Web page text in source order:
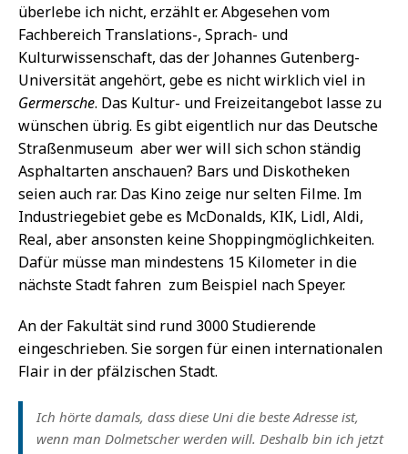
überlebe ich nicht, erzählt er. Abgesehen vom
Fachbereich Translations-, Sprach- und
Kulturwissenschaft, das der Johannes Gutenberg-
Universität angehört, gebe es nicht wirklich viel in
Germersche. Das Kultur- und Freizeitangebot lasse zu
wünschen übrig. Es gibt eigentlich nur das Deutsche
Straßenmuseum  aber wer will sich schon ständig
Asphaltarten anschauen? Bars und Diskotheken
seien auch rar. Das Kino zeige nur selten Filme. Im
Industriegebiet gebe es McDonalds, KIK, Lidl, Aldi,
Real, aber ansonsten keine Shoppingmöglichkeiten.
Dafür müsse man mindestens 15 Kilometer in die
nächste Stadt fahren  zum Beispiel nach Speyer.
An der Fakultät sind rund 3000 Studierende
eingeschrieben. Sie sorgen für einen internationalen
Flair in der pfälzischen Stadt.
Ich hörte damals, dass diese Uni die beste Adresse ist,
wenn man Dolmetscher werden will. Deshalb bin ich jetzt